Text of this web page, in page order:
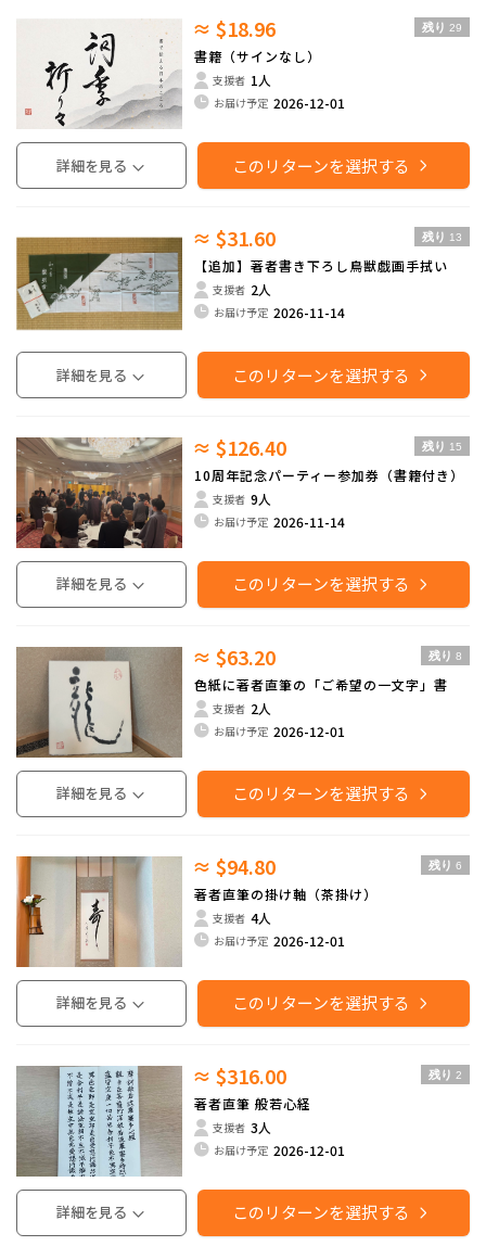
≈ $18.96 残り 29
書籍（サインなし）
支援者 1人
お届け予定 2026-12-01
詳細を見る このリターンを選択する
≈ $31.60 残り 13
【追加】著者書き下ろし鳥獣戯画手拭い
支援者 2人
お届け予定 2026-11-14
詳細を見る このリターンを選択する
≈ $126.40 残り 15
10周年記念パーティー参加券（書籍付き）
支援者 9人
お届け予定 2026-11-14
詳細を見る このリターンを選択する
≈ $63.20 残り 8
色紙に著者直筆の「ご希望の一文字」書
支援者 2人
お届け予定 2026-12-01
詳細を見る このリターンを選択する
≈ $94.80 残り 6
著者直筆の掛け軸（茶掛け）
支援者 4人
お届け予定 2026-12-01
詳細を見る このリターンを選択する
≈ $316.00 残り 2
著者直筆 般若心経
支援者 3人
お届け予定 2026-12-01
詳細を見る このリターンを選択する